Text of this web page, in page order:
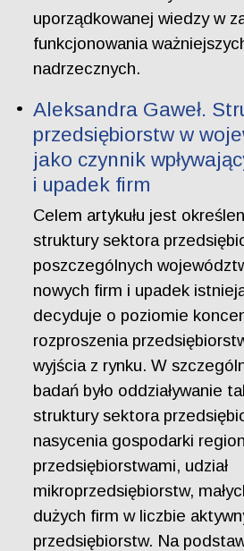
uporządkowanej wiedzy w
funkcjonowania
nadrzecznych.
Aleksandra Gaweł.
przedsiębiorstw w
jako czynnik
i upadek firm
Celem artykułu jest
struktury sektora
poszczególnych
nowych firm i upadek
decyduje o poziomie
rozproszenia
wyjścia z rynku. W
badań było oddziaływanie
struktury sektora
nasycenia gospodarki
przedsiębiorstwami, udział
mikroprzedsiębiorstw,
dużych firm w liczbie
przedsiębiorstw. Na